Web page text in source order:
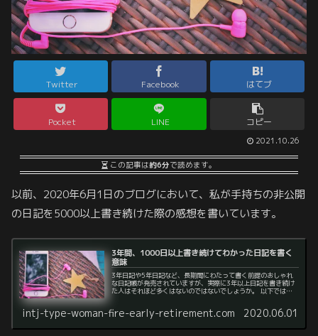
Twitter Facebook はてブ
Pocket LINE コピー
2021.10.26
この記事は約6分で読めます。
以前、2020年6月1日のブログにおいて、私が手持ちの非公開
の日記を5000以上書き続けた際の感想を書いています。
3年間、1000日以上書き続けてわかった日記を書く
意味
3年日記や5年日記など、長期間にわたって書く前提のおしゃれ
な日記帳が発売されていますが、実際に3年以上日記を書き続け
た人はそれほど多くはないのではないでしょうか。 以下では、
intj-type-woman-fire-early-retirement.com 2020.06.01